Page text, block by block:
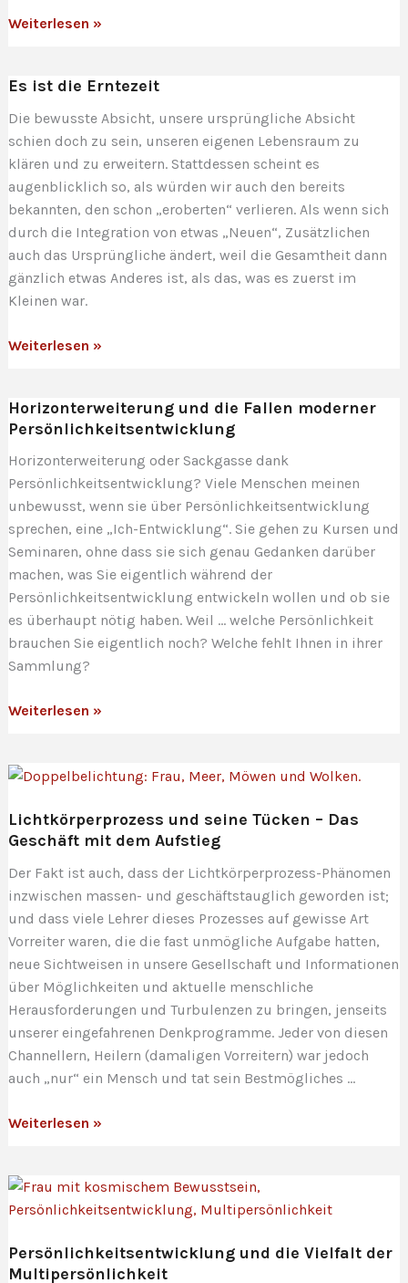
Das
harten
Schale
und
die
Unfähigkeit
das
eigene
Licht
zu
sehen
Weiterlesen »
Es ist die Erntezeit
Die bewusste Absicht, unsere ursprüngliche Absicht
schien doch zu sein, unseren eigenen Lebensraum zu
klären und zu erweitern. Stattdessen scheint es
augenblicklich so, als würden wir auch den bereits
bekannten, den schon „eroberten“ verlieren. Als wenn sich
durch die Integration von etwas „Neuen“, Zusätzlichen
auch das Ursprüngliche ändert, weil die Gesamtheit dann
gänzlich etwas Anderes ist, als das, was es zuerst im
Kleinen war.
Es
Erntezeit
Weiterlesen »
Horizonterweiterung und die Fallen moderner
Persönlichkeitsentwicklung
Horizonterweiterung oder Sackgasse dank
Persönlichkeitsentwicklung? Viele Menschen meinen
unbewusst, wenn sie über Persönlichkeitsentwicklung
sprechen, eine „Ich-Entwicklung“. Sie gehen zu Kursen und
Seminaren, ohne dass sie sich genau Gedanken darüber
machen, was Sie eigentlich während der
Persönlichkeitsentwicklung entwickeln wollen und ob sie
es überhaupt nötig haben. Weil … welche Persönlichkeit
brauchen Sie eigentlich noch? Welche fehlt Ihnen in ihrer
Sammlung?
Horizonterweiterung
Fallen
Persönlichkeitsentwicklung
Weiterlesen »
Lichtkörperprozess und seine Tücken – Das
Geschäft mit dem Aufstieg
Der Fakt ist auch, dass der Lichtkörperprozess-Phänomen
inzwischen massen- und geschäftstauglich geworden ist;
und dass viele Lehrer dieses Prozesses auf gewisse Art
Vorreiter waren, die die fast unmögliche Aufgabe hatten,
neue Sichtweisen in unsere Gesellschaft und Informationen
über Möglichkeiten und aktuelle menschliche
Herausforderungen und Turbulenzen zu bringen, jenseits
unserer eingefahrenen Denkprogramme. Jeder von diesen
Channellern, Heilern (damaligen Vorreitern) war jedoch
auch „nur“ ein Mensch und tat sein Bestmögliches …
Lichtkörperprozess
Tücken
–
Geschäft
Weiterlesen »
Persönlichkeitsentwicklung und die Vielfalt der
Multipersönlichkeit